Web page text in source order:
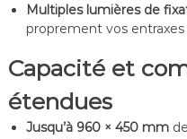
Multiples lumières de
proprement vos entraxes
Capacité et
étendues
Jusqu’à 960 × 450 mm